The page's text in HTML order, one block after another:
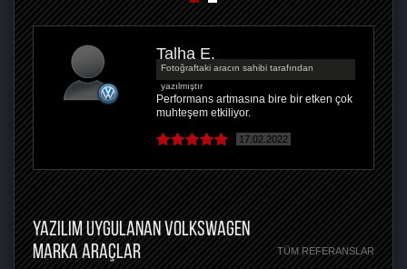
Talha E.
Fotoğraftaki aracın sahibi tarafından
yazılmıştır
Performans artmasına bire bir etken çok
muhteşem etkiliyor.
17.02.2022
YAZILIM UYGULANAN VOLKSWAGEN
MARKA ARAÇLAR
TÜM REFERANSLAR